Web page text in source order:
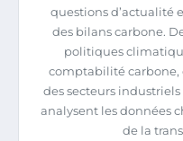
questions d’actualité
des bilans carbone.
politiques
comptabilité carbone,
des secteurs
analysent les données
de la